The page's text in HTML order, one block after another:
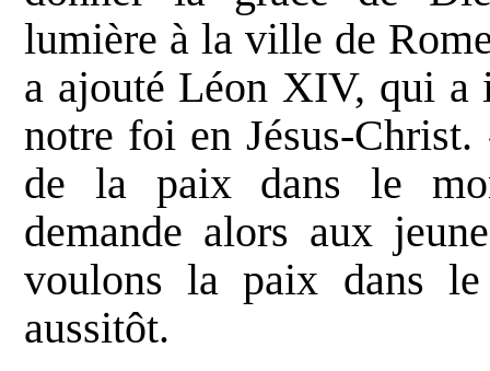
lumière à la ville de
a ajouté Léon XIV, qui a
notre foi en Jésus-
de la paix dans le
demande alors aux
voulons la paix dans
aussitôt.